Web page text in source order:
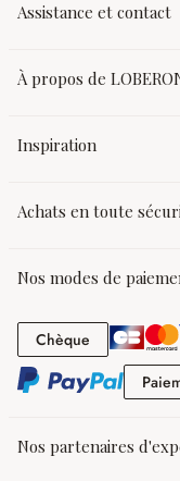
Assistance et contact
À propos de
Inspiration
Achats en toute
Nos modes de
Chèque Chèque
Nos partenaires